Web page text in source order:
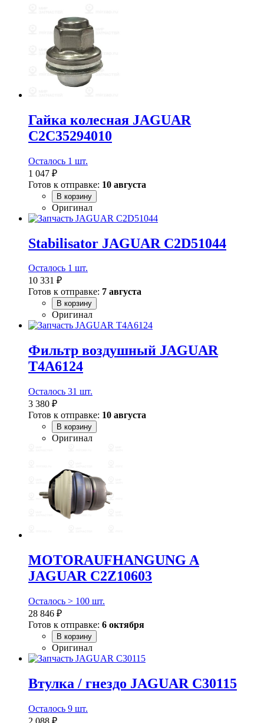
Гайка колесная JAGUAR
C2C35294010
Осталось 1 шт.
1 047 ₽
Готов к отправке: 10 августа
В корзину
Оригинал
Stabilisator JAGUAR C2D51044
Осталось 1 шт.
10 331 ₽
Готов к отправке: 7 августа
В корзину
Оригинал
Фильтр воздушный JAGUAR
T4A6124
Осталось 31 шт.
3 380 ₽
Готов к отправке: 10 августа
В корзину
Оригинал
MOTORAUFHANGUNG A
JAGUAR C2Z10603
Осталось > 100 шт.
28 846 ₽
Готов к отправке: 6 октября
В корзину
Оригинал
Втулка / гнездо JAGUAR C30115
Осталось 9 шт.
2 088 ₽